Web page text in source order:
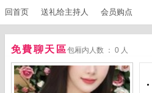
回首页 送礼给主持人 会员购点
免費聊天區包厢内人数 ： 0 人